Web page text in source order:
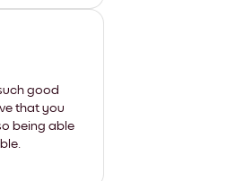
good
that you
being able